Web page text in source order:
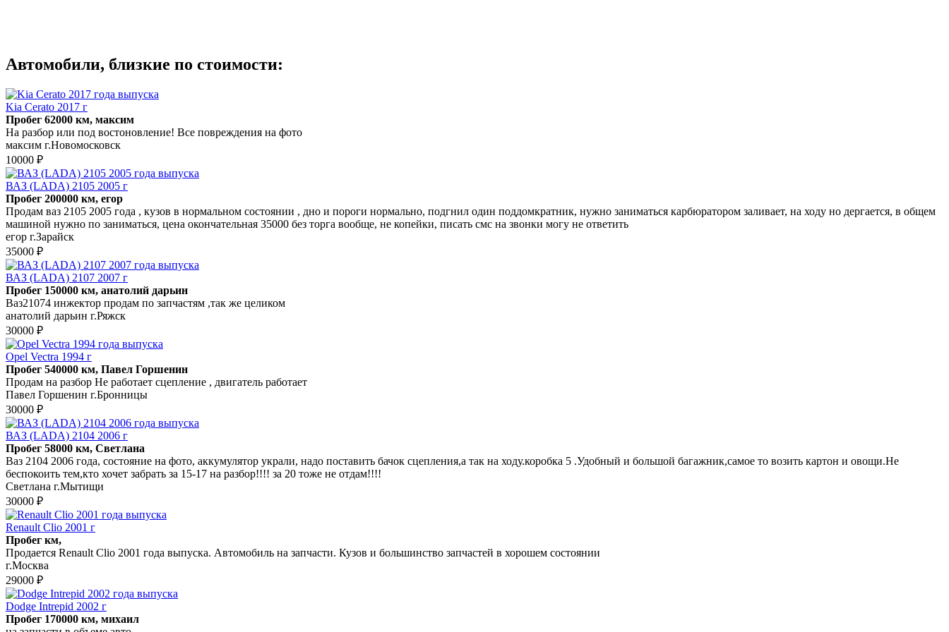
Автомобили, близкие по стоимости:
Kia Cerato 2017 г
Пробег 62000 км, максим
На разбор или под востоновление! Все повреждения на фото
максим г.Новомосковск
10000 ₽
ВАЗ (LADA) 2105 2005 г
Пробег 200000 км, егор
Продам ваз 2105 2005 года , кузов в нормальном состоянии , дно и пороги нормально, подгнил один поддомкратник, нужно заниматься карбюратором заливает, на ходу но дергается, в общем
машиной нужно по заниматься, цена окончательная 35000 без торга вообще, не копейки, писать смс на звонки могу не ответить
егор г.Зарайск
35000 ₽
ВАЗ (LADA) 2107 2007 г
Пробег 150000 км, анатолий дарьин
Ваз21074 инжектор продам по запчастям ,так же целиком
анатолий дарьин г.Ряжск
30000 ₽
Opel Vectra 1994 г
Пробег 540000 км, Павел Горшенин
Продам на разбор Не работает сцепление , двигатель работает
Павел Горшенин г.Бронницы
30000 ₽
ВАЗ (LADA) 2104 2006 г
Пробег 58000 км, Светлана
Ваз 2104 2006 года, состояние на фото, аккумулятор украли, надо поставить бачок сцепления,а так на ходу.коробка 5 .Удобный и большой багажник,самое то возить картон и овощи.Не
беспокоить тем,кто хочет забрать за 15-17 на разбор!!!! за 20 тоже не отдам!!!!
Светлана г.Мытищи
30000 ₽
Renault Clio 2001 г
Пробег км,
Продается Renault Clio 2001 года выпуска. Автомобиль на запчасти. Кузов и большинство запчастей в хорошем состоянии
г.Москва
29000 ₽
Dodge Intrepid 2002 г
Пробег 170000 км, михаил